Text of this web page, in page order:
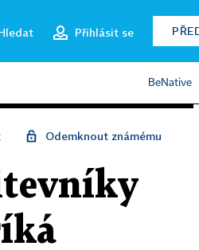
Přihlásit se
BeNative
Odemknout známému